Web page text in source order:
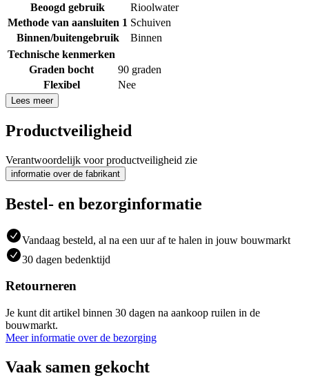
Beoogd gebruik
Rioolwater
Methode van aansluiten 1 Schuiven
Binnen/buitengebruik
Binnen
Technische kenmerken
Graden bocht
90 graden
Flexibel
Nee
Lees meer
Productveiligheid
Verantwoordelijk voor productveiligheid zie
informatie over de fabrikant
Bestel- en bezorginformatie
Vandaag besteld, al na een uur af te halen in jouw bouwmarkt
30 dagen bedenktijd
Retourneren
Je kunt dit artikel binnen 30 dagen na aankoop ruilen in de
bouwmarkt.
Meer informatie over de bezorging
Vaak samen gekocht